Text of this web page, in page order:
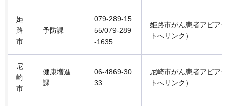
姫
路
市
予防課
079-289-15
55/079-289
-1635
姫路市がん患者アピア
トへリンク）
尼
崎
市
健康増進
課
06-4869-30
33
尼崎市がん患者アピア
トへリンク）